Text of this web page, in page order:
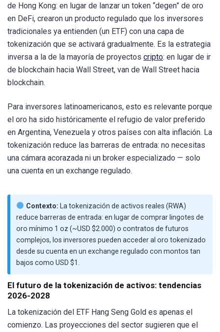
de Hong Kong: en lugar de lanzar un token “degen” de oro
en DeFi, crearon un producto regulado que los inversores
tradicionales ya entienden (un ETF) con una capa de
tokenización que se activará gradualmente. Es la estrategia
inversa a la de la mayoría de proyectos cripto: en lugar de ir
de blockchain hacia Wall Street, van de Wall Street hacia
blockchain.
Para inversores latinoamericanos, esto es relevante porque
el oro ha sido históricamente el refugio de valor preferido
en Argentina, Venezuela y otros países con alta inflación. La
tokenización reduce las barreras de entrada: no necesitas
una cámara acorazada ni un broker especializado — solo
una cuenta en un exchange regulado.
Contexto: La tokenización de activos reales (RWA)
reduce barreras de entrada: en lugar de comprar lingotes de
oro mínimo 1 oz (~USD $2.000) o contratos de futuros
complejos, los inversores pueden acceder al oro tokenizado
desde su cuenta en un exchange regulado con montos tan
bajos como USD $1.
El futuro de la tokenización de activos: tendencias
2026-2028
La tokenización del ETF Hang Seng Gold es apenas el
comienzo. Las proyecciones del sector sugieren que el